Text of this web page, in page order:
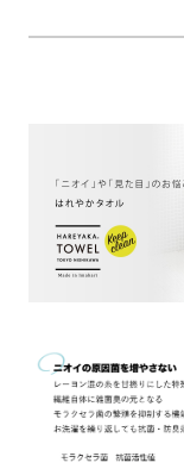
●備考：抗菌防臭加